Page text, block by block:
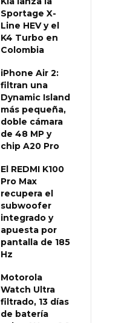
Sportage X-
Line HEV y el
K4 Turbo en
Colombia
iPhone Air 2:
filtran una
Dynamic Island
más pequeña,
doble cámara
de 48 MP y
chip A20 Pro
El REDMI K100
Pro Max
recupera el
subwoofer
integrado y
apuesta por
pantalla de 185
Hz
Motorola
Watch Ultra
filtrado, 13 días
de batería